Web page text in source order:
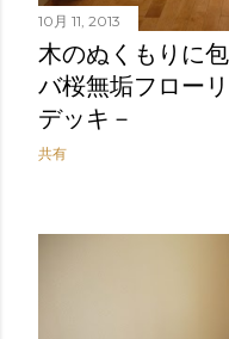
10月 11, 2013
木のぬくもりに
バ桜無垢フロー
デッキ－
共有